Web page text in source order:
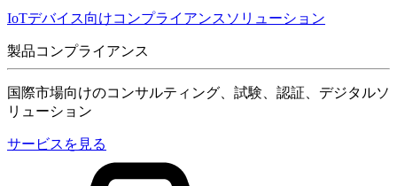
IoTデバイス向けコンプライアンスソリューション
製品コンプライアンス
国際市場向けのコンサルティング、試験、認証、デジタルソ
リューション
サービスを見る